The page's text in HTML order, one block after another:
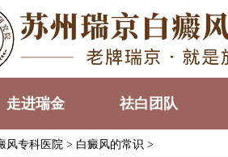
走进瑞金 祛白团队
风专科医院 > 白癜风的常识 >